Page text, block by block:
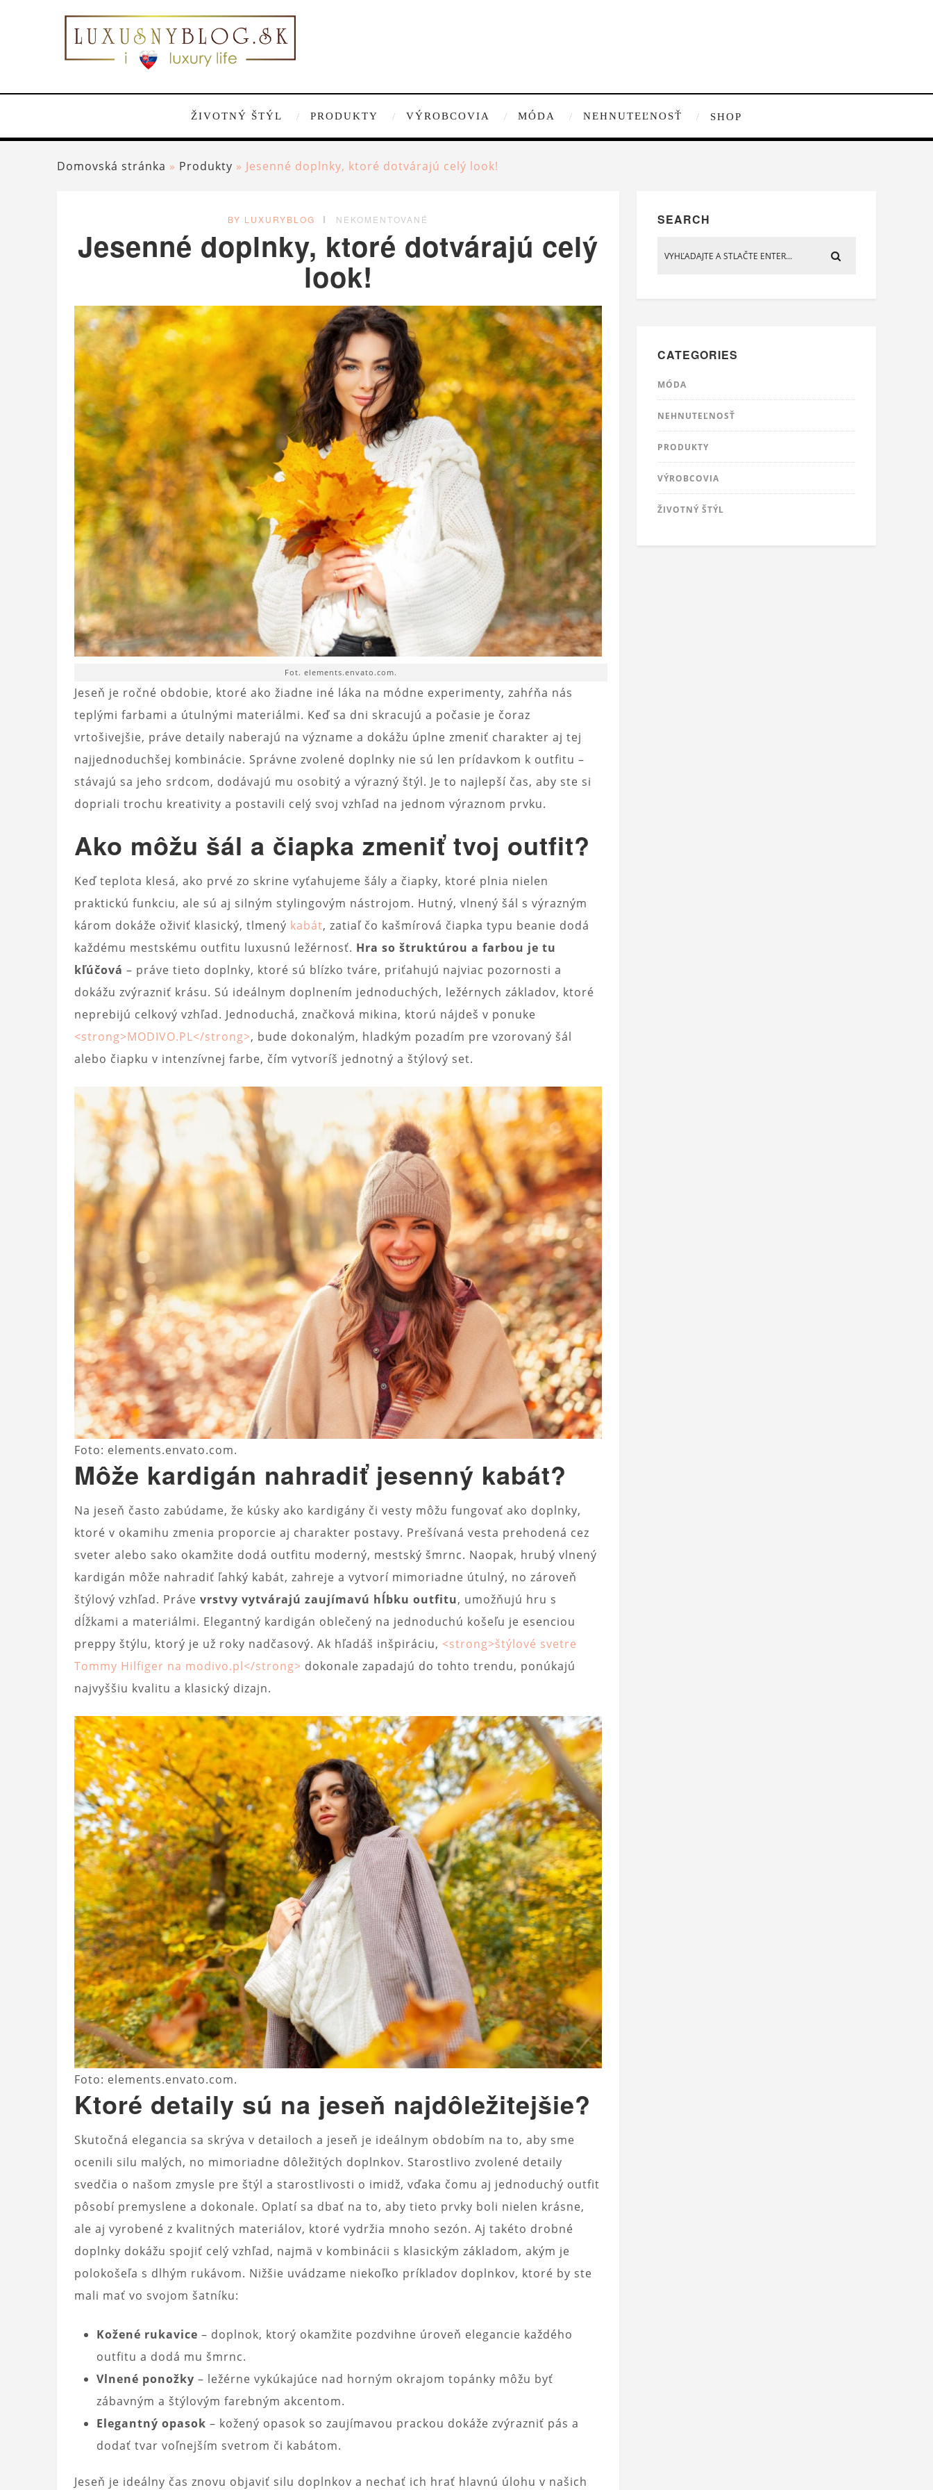
ŽIVOTNÝ ŠTÝL PRODUKTY VÝROBCOVIA MÓDA NEHNUTEĽNOSŤ SHOP
Domovská stránka » Produkty » Jesenné doplnky, ktoré dotvárajú celý look!
BY LUXURYBLOG NEKOMENTOVANÉ
Jesenné doplnky, ktoré dotvárajú celý
look!
Fot. elements.envato.com.
Jeseň je ročné obdobie, ktoré ako žiadne iné láka na módne experimenty, zahŕňa nás
teplými farbami a útulnými materiálmi. Keď sa dni skracujú a počasie je čoraz
vrtošivejšie, práve detaily naberajú na význame a dokážu úplne zmeniť charakter aj tej
najjednoduchšej kombinácie. Správne zvolené doplnky nie sú len prídavkom k outfitu –
stávajú sa jeho srdcom, dodávajú mu osobitý a výrazný štýl. Je to najlepší čas, aby ste si
dopriali trochu kreativity a postavili celý svoj vzhľad na jednom výraznom prvku.
Ako môžu šál a čiapka zmeniť tvoj outfit?
Keď teplota klesá, ako prvé zo skrine vyťahujeme šály a čiapky, ktoré plnia nielen
praktickú funkciu, ale sú aj silným stylingovým nástrojom. Hutný, vlnený šál s výrazným
károm dokáže oživiť klasický, tlmený kabát, zatiaľ čo kašmírová čiapka typu beanie dodá
každému mestskému outfitu luxusnú ležérnosť. Hra so štruktúrou a farbou je tu
kľúčová – práve tieto doplnky, ktoré sú blízko tváre, priťahujú najviac pozornosti a
dokážu zvýrazniť krásu. Sú ideálnym doplnením jednoduchých, ležérnych základov, ktoré
neprebijú celkový vzhľad. Jednoduchá, značková mikina, ktorú nájdeš v ponuke
<strong>MODIVO.PL</strong>, bude dokonalým, hladkým pozadím pre vzorovaný šál
alebo čiapku v intenzívnej farbe, čím vytvoríš jednotný a štýlový set.
Foto: elements.envato.com.
Môže kardigán nahradiť jesenný kabát?
Na jeseň často zabúdame, že kúsky ako kardigány či vesty môžu fungovať ako doplnky,
ktoré v okamihu zmenia proporcie aj charakter postavy. Prešívaná vesta prehodená cez
sveter alebo sako okamžite dodá outfitu moderný, mestský šmrnc. Naopak, hrubý vlnený
kardigán môže nahradiť ľahký kabát, zahreje a vytvorí mimoriadne útulný, no zároveň
štýlový vzhľad. Práve vrstvy vytvárajú zaujímavú hĺbku outfitu, umožňujú hru s
dĺžkami a materiálmi. Elegantný kardigán oblečený na jednoduchú košeľu je esenciou
preppy štýlu, ktorý je už roky nadčasový. Ak hľadáš inšpiráciu, <strong>štýlové svetre
Tommy Hilfiger na modivo.pl</strong> dokonale zapadajú do tohto trendu, ponúkajú
najvyššiu kvalitu a klasický dizajn.
Foto: elements.envato.com.
Ktoré detaily sú na jeseň najdôležitejšie?
Skutočná elegancia sa skrýva v detailoch a jeseň je ideálnym obdobím na to, aby sme
ocenili silu malých, no mimoriadne dôležitých doplnkov. Starostlivo zvolené detaily
svedčia o našom zmysle pre štýl a starostlivosti o imidž, vďaka čomu aj jednoduchý outfit
pôsobí premyslene a dokonale. Oplatí sa dbať na to, aby tieto prvky boli nielen krásne,
ale aj vyrobené z kvalitných materiálov, ktoré vydržia mnoho sezón. Aj takéto drobné
doplnky dokážu spojiť celý vzhľad, najmä v kombinácii s klasickým základom, akým je
polokošeľa s dlhým rukávom. Nižšie uvádzame niekoľko príkladov doplnkov, ktoré by ste
mali mať vo svojom šatníku:
Kožené rukavice – doplnok, ktorý okamžite pozdvihne úroveň elegancie každého
outfitu a dodá mu šmrnc.
Vlnené ponožky – ležérne vykúkajúce nad horným okrajom topánky môžu byť
zábavným a štýlovým farebným akcentom.
Elegantný opasok – kožený opasok so zaujímavou prackou dokáže zvýrazniť pás a
dodať tvar voľnejším svetrom či kabátom.
Jeseň je ideálny čas znovu objaviť silu doplnkov a nechať ich hrať hlavnú úlohu v našich
SEARCH
CATEGORIES
MÓDA
NEHNUTEĽNOSŤ
PRODUKTY
VÝROBCOVIA
ŽIVOTNÝ ŠTÝL